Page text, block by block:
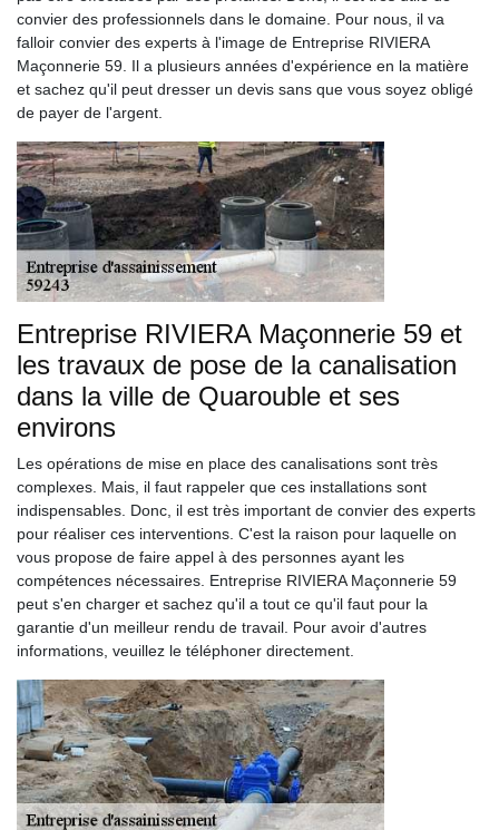
convier des professionnels dans le domaine. Pour nous, il va
falloir convier des experts à l'image de Entreprise RIVIERA
Maçonnerie 59. Il a plusieurs années d'expérience en la matière
et sachez qu'il peut dresser un devis sans que vous soyez obligé
de payer de l'argent.
Entreprise RIVIERA Maçonnerie 59 et
les travaux de pose de la canalisation
dans la ville de Quarouble et ses
environs
Les opérations de mise en place des canalisations sont très
complexes. Mais, il faut rappeler que ces installations sont
indispensables. Donc, il est très important de convier des experts
pour réaliser ces interventions. C'est la raison pour laquelle on
vous propose de faire appel à des personnes ayant les
compétences nécessaires. Entreprise RIVIERA Maçonnerie 59
peut s'en charger et sachez qu'il a tout ce qu'il faut pour la
garantie d'un meilleur rendu de travail. Pour avoir d'autres
informations, veuillez le téléphoner directement.